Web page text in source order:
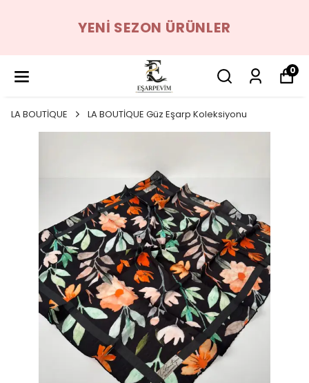
YENI SEZON ÜRÜNLER
0
LA BOUTİQUE LA BOUTİQUE Güz Eşarp Koleksiyonu